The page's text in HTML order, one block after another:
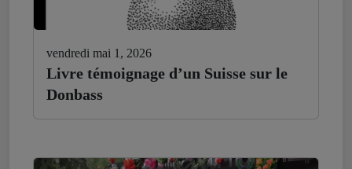
vendredi mai 1, 2026
Livre témoignage d’un Suisse sur le
Donbass